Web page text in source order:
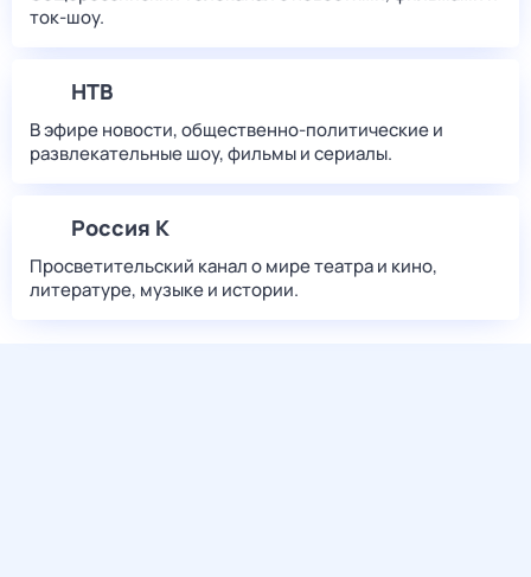
ток-шоу.
НТВ
В эфире новости, общественно-политические и
развлекательные шоу, фильмы и сериалы.
Россия К
Просветительский канал о мире театра и кино,
литературе, музыке и истории.